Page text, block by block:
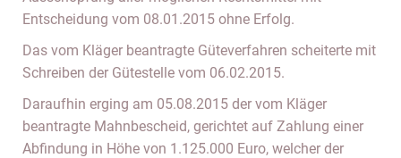
Entscheidung vom 08.01.2015 ohne Erfolg.
Das vom Kläger beantragte Güteverfahren scheiterte mit
Schreiben der Gütestelle vom 06.02.2015.
Daraufhin erging am 05.08.2015 der vom Kläger
beantragte Mahnbescheid, gerichtet auf Zahlung einer
Abfindung in Höhe von 1.125.000 Euro, welcher der